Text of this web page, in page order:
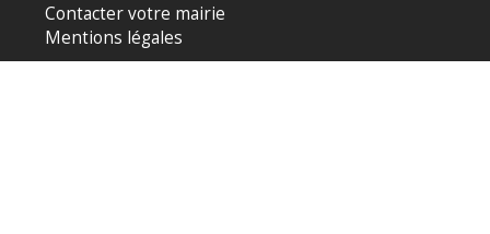
Contacter votre mairie
Mentions légales